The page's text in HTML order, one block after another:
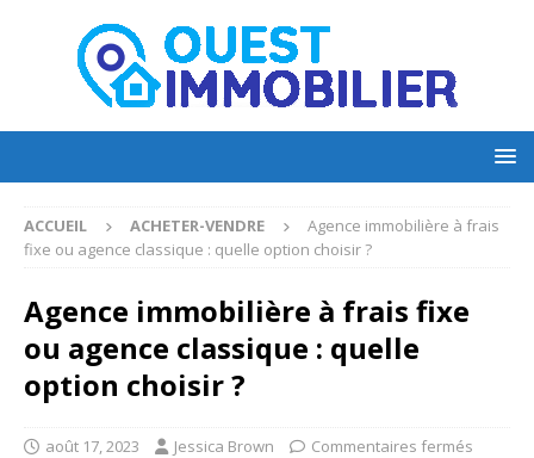
ACCUEIL ACHETER-VENDRE
Agence immobilière à frais
fixe ou agence classique : quelle option choisir ?
Agence immobilière à frais fixe
ou agence classique : quelle
option choisir ?
août 17, 2023 Jessica Brown Commentaires fermés